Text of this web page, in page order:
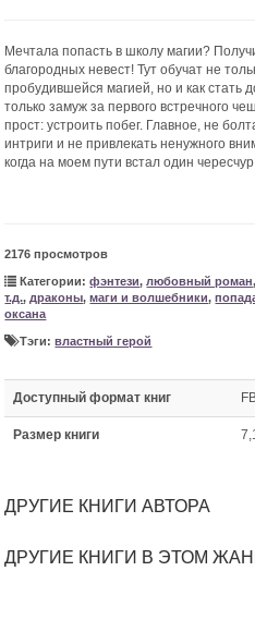
Мечтала попасть в школу магии?
благородных невест! Тут обучат не
пробудившейся магией, но и как стать
только замуж за первого встречного
прост: устроить побег. Главное, не
интриги и не привлекать ненужного
когда на моем пути встал один
2176 просмотров
Категории:фэнтези, любовный роман
т.д., драконы,маги и волшебники,
оксана
Тэги:властный герой
Доступный формат книг
Размер книги
ДРУГИЕ КНИГИ АВТОРА
ДРУГИЕ КНИГИ В ЭТОМ